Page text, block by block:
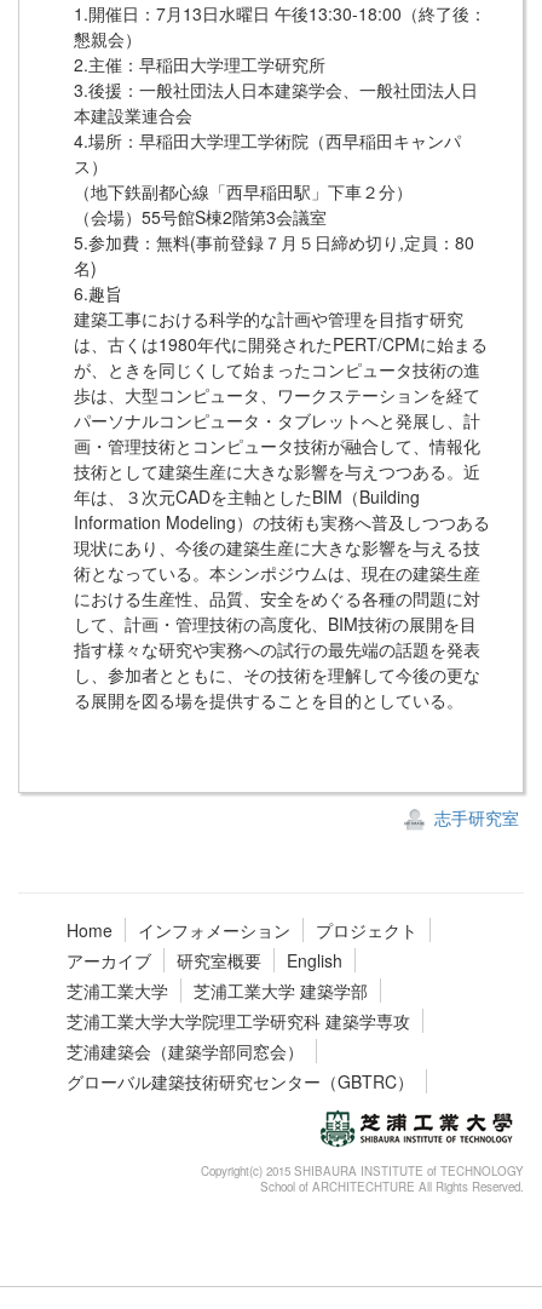
1.開催日：7月13日水曜日 午後13:30-18:00（終了後：
懇親会）
2.主催：早稲田大学理工学研究所
3.後援：一般社団法人日本建築学会、一般社団法人日
本建設業連合会
4.場所：早稲田大学理工学術院（西早稲田キャンパ
ス）
（地下鉄副都心線「西早稲田駅」下車２分）
（会場）55号館S棟2階第3会議室
5.参加費：無料(事前登録７月５日締め切り,定員：80
名)
6.趣旨
建築工事における科学的な計画や管理を目指す研究
は、古くは1980年代に開発されたPERT/CPMに始まる
が、ときを同じくして始まったコンピュータ技術の進
歩は、大型コンピュータ、ワークステーションを経て
パーソナルコンピュータ・タブレットへと発展し、計
画・管理技術とコンピュータ技術が融合して、情報化
技術として建築生産に大きな影響を与えつつある。近
年は、３次元CADを主軸としたBIM（Building
Information Modeling）の技術も実務へ普及しつつある
現状にあり、今後の建築生産に大きな影響を与える技
術となっている。本シンポジウムは、現在の建築生産
における生産性、品質、安全をめぐる各種の問題に対
して、計画・管理技術の高度化、BIM技術の展開を目
指す様々な研究や実務への試行の最先端の話題を発表
し、参加者とともに、その技術を理解して今後の更な
る展開を図る場を提供することを目的としている。
志手研究室
Home インフォメーション
プロジェクト
アーカイブ
研究室概要
English
芝浦工業大学
芝浦工業大学 建築学部
芝浦工業大学大学院理工学研究科 建築学専攻
芝浦建築会（建築学部同窓会）
グローバル建築技術研究センター（GBTRC）
Copyright(c) 2015 SHIBAURA INSTITUTE of TECHNOLOGY
School of ARCHITECHTURE All Rights Reserved.